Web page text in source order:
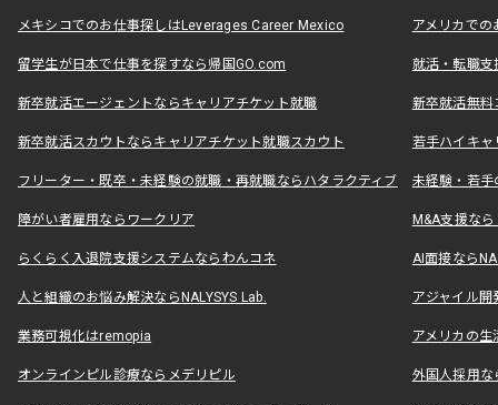
メキシコでのお仕事探しはLeverages Career Mexico アメリカで
留学生が日本で仕事を探すなら帰国GO.com 就活・転職
新卒就活エージェントならキャリアチケット就職 新卒就活無料
新卒就活スカウトならキャリアチケット就職スカウト 若手ハイキ
フリーター・既卒・未経験の就職・再就職ならハタラクティブ 未経験・若手
障がい者雇用ならワークリア M&A支援な
らくらく入退院支援システムならわんコネ AI面接なら
人と組織のお悩み解決ならNALYSYS Lab. アジャイル
業務可視化はremopia アメリカの
オンラインピル診療ならメデリピル 外国人採用